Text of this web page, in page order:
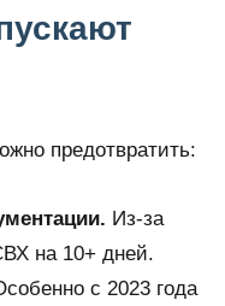
предотвратить:
Из-за
на 10+ дней.
с 2023 года